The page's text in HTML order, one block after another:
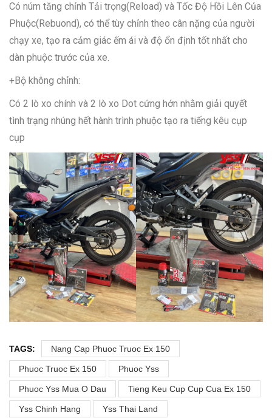
Có núm tăng chỉnh Tải trọng(Reload) và Tốc Độ Hồi Lên Của
Phuộc(Rebuond), có thể tùy chỉnh theo cân nặng của người
chạy xe, tạo ra cảm giác ếm ái và độ ổn định tốt nhất cho
dàn phuộc trước của xe.
+Bộ không chỉnh:
Có 2 lò xo chính và 2 lò xo Dot cứng hớn nhằm giải quyết
tình trạng nhúng hết hành trình phuộc tạo ra tiếng kêu cụp
cụp
TAGS: Nang Cap Phuoc Truoc Ex 150
Phuoc Truoc Ex 150 Phuoc Yss
Phuoc Yss Mua O Dau Tieng Keu Cup Cup Cua Ex 150
Yss Chinh Hang Yss Thai Land